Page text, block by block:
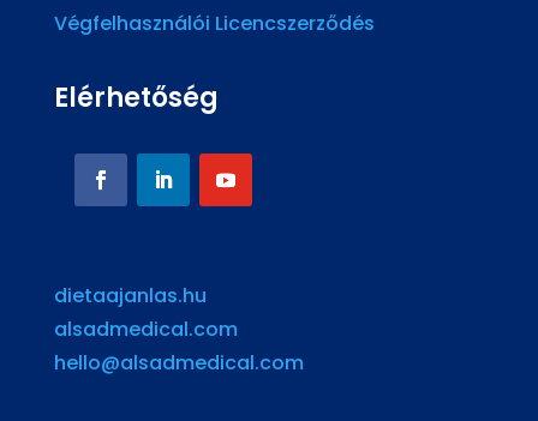
Végfelhasználói Licencszerződés
Elérhetőség
dietaajanlas.hu
alsadmedical.com
hello@alsadmedical.com